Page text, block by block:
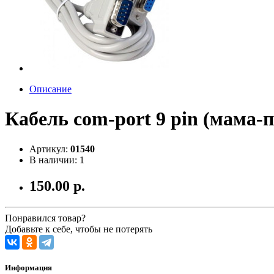
Описание
Кабель com-port 9 pin (мама-
Артикул: 01540
В наличии: 1
150.00 р.
Понравился товар?
Добавьте к себе, чтобы не потерять
Информация